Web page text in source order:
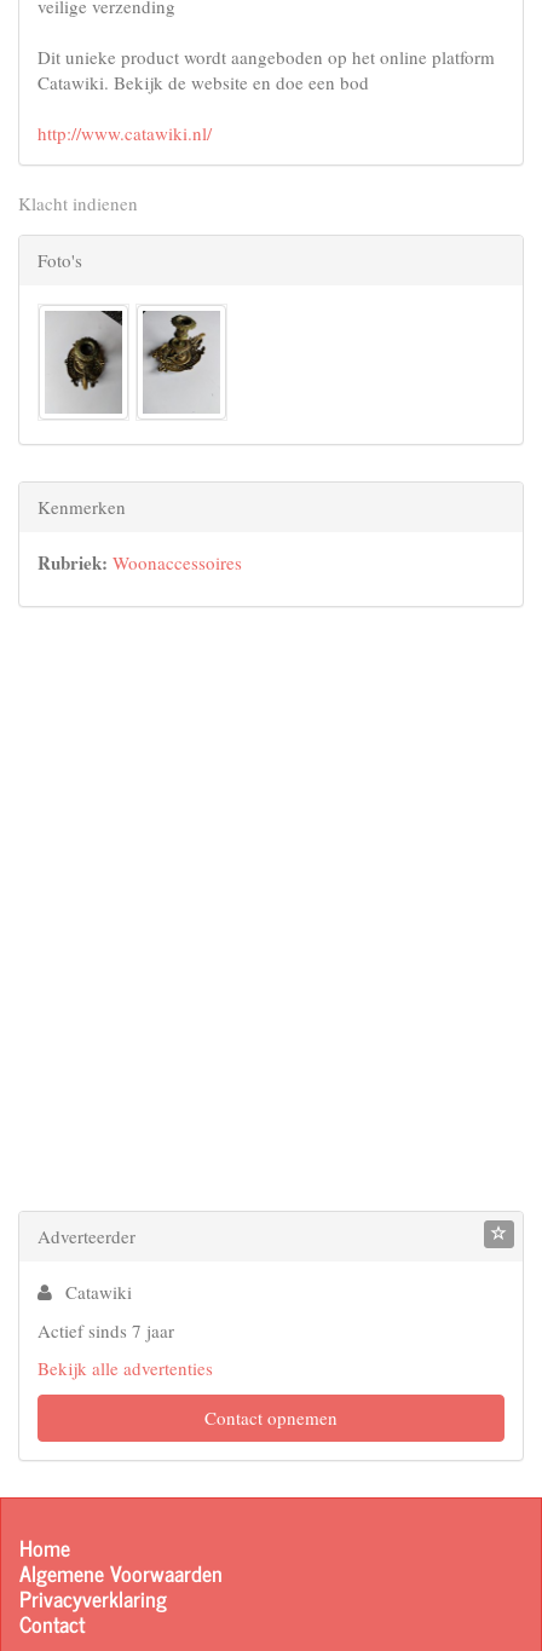
veilige verzending
Dit unieke product wordt aangeboden op het online platform
Catawiki. Bekijk de website en doe een bod
http://www.catawiki.nl/
Klacht indienen
Foto's
Kenmerken
Rubriek: Woonaccessoires
Adverteerder
Catawiki
Actief sinds 7 jaar
Bekijk alle advertenties
Contact opnemen
Home
Algemene Voorwaarden
Privacyverklaring
Contact